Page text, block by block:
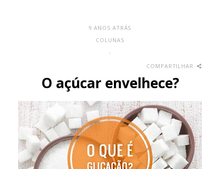
9 ANOS ATRÁS
COLUNAS
-
COMPARTILHAR
O açúcar envelhece?